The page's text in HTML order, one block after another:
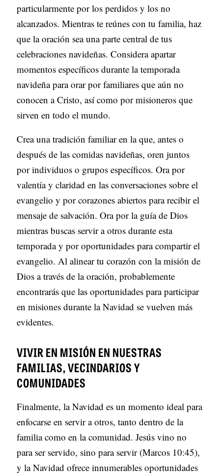
particularmente por los perdidos y los no
alcanzados. Mientras te reúnes con tu familia, haz
que la oración sea una parte central de tus
celebraciones navideñas. Considera apartar
momentos específicos durante la temporada
navideña para orar por familiares que aún no
conocen a Cristo, así como por misioneros que
sirven en todo el mundo.
Crea una tradición familiar en la que, antes o
después de las comidas navideñas, oren juntos
por individuos o grupos específicos. Ora por
valentía y claridad en las conversaciones sobre el
evangelio y por corazones abiertos para recibir el
mensaje de salvación. Ora por la guía de Dios
mientras buscas servir a otros durante esta
temporada y por oportunidades para compartir el
evangelio. Al alinear tu corazón con la misión de
Dios a través de la oración, probablemente
encontrarás que las oportunidades para participar
en misiones durante la Navidad se vuelven más
evidentes.
VIVIR EN MISIÓN EN NUESTRAS
FAMILIAS, VECINDARIOS Y
COMUNIDADES
Finalmente, la Navidad es un momento ideal para
enfocarse en servir a otros, tanto dentro de la
familia como en la comunidad. Jesús vino no
para ser servido, sino para servir (Marcos 10:45),
y la Navidad ofrece innumerables oportunidades